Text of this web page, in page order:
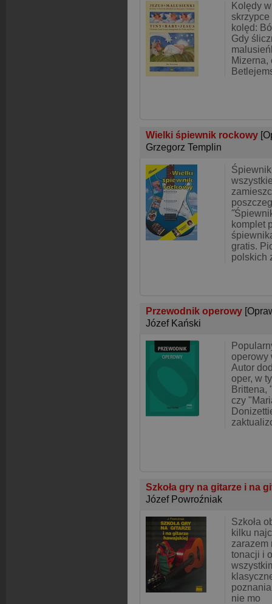
Kolędy
kolęd:
Gdy
Mizerna,
Wielki śpiewnik rockowy
Grzegorz Templin
komplet
gratis.
polskich
Przewodnik operowy
Józef Kański
operowy
Autor
oper, w
Brittena,
czy
Szkoła gry na gitarze i na
Józef Powroźniak
Szkoła
kilku
zarazem
tonacji i
nie mo